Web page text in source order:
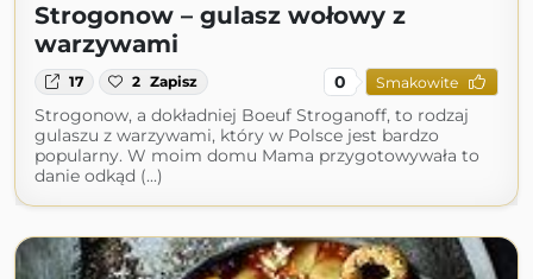
Strogonow – gulasz wołowy z
warzywami
17 2 Zapisz 0 Smakowite
Strogonow, a dokładniej Boeuf Stroganoff, to rodzaj
gulaszu z warzywami, który w Polsce jest bardzo
popularny. W moim domu Mama przygotowywała to
danie odkąd (...)